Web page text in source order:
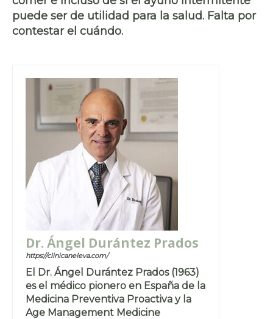
puede ser de utilidad para la salud. Falta por
contestar el cuándo.
Dr. Ángel Durántez Prados
https://clinicaneleva.com/
El Dr. Ángel Durántez Prados (1963)
es el médico pionero en España de la
Medicina Preventiva Proactiva y la
Age Management Medicine